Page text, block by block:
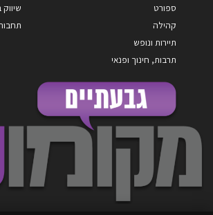
ספורט
קהילה
תיירות ונופש
תרבות, חינוך ופנאי